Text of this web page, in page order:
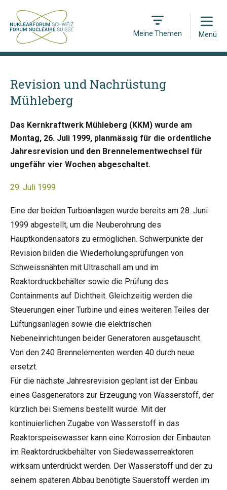
Meine Themen
Open
Menü
Revision und Nachrüstung
Mühleberg
Das Kernkraftwerk Mühleberg (KKM) wurde am
Montag, 26. Juli 1999, planmässig für die ordentliche
Jahresrevision und den Brennelementwechsel für
ungefähr vier Wochen abgeschaltet.
29. Juli 1999
Eine der beiden Turboanlagen wurde bereits am 28. Juni
1999 abgestellt, um die Neuberohrung des
Hauptkondensators zu ermöglichen. Schwerpunkte der
Revision bilden die Wiederholungsprüfungen von
Schweissnähten mit Ultraschall am und im
Reaktordruckbehälter sowie die Prüfung des
Containments auf Dichtheit. Gleichzeitig werden die
Steuerungen einer Turbine und eines weiteren Teiles der
Lüftungsanlagen sowie die elektrischen
Nebeneinrichtungen beider Generatoren ausgetauscht.
Von den 240 Brennelementen werden 40 durch neue
ersetzt.
Für die nächste Jahresrevision geplant ist der Einbau
eines Gasgenerators zur Erzeugung von Wasserstoff, der
kürzlich bei Siemens bestellt wurde. Mit der
kontinuierlichen Zugabe von Wasserstoff in das
Reaktorspeisewasser kann eine Korrosion der Einbauten
im Reaktordruckbehälter von Siedewasserreaktoren
wirksam unterdrückt werden. Der Wasserstoff und der zu
seinem späteren Abbau benötigte Sauerstoff werden im